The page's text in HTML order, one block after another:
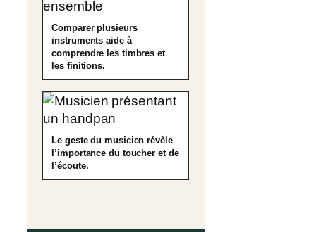
Comparer plusieurs
instruments aide à
comprendre les timbres et
les finitions.
Le geste du musicien révèle
l’importance du toucher et de
l’écoute.